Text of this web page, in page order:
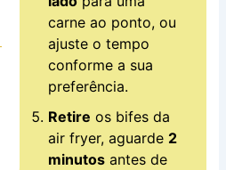
carne ao ponto, ou
ajuste o tempo
conforme a sua
preferência.
Retire os bifes da
air fryer, aguarde 2
minutos antes de